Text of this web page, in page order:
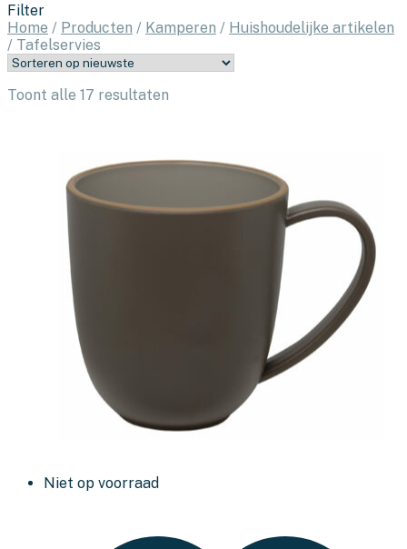
Filter
Home / Producten / Kamperen / Huishoudelijke artikelen
/ Tafelservies
Toont alle 17 resultaten
Niet op voorraad